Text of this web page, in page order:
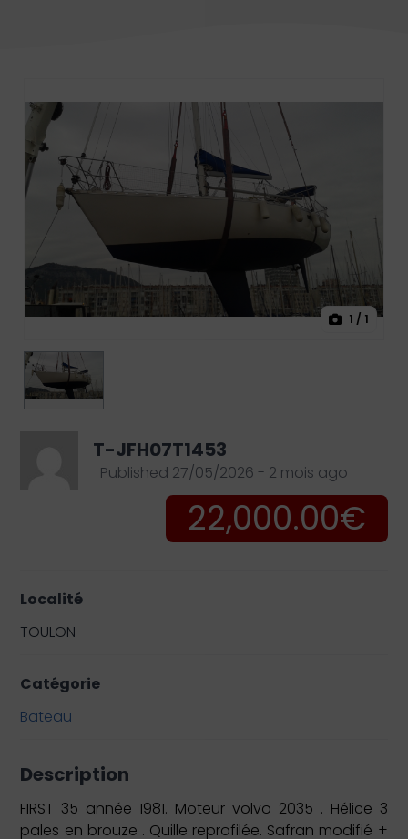
1 / 1
T-JFH07T1453
Published 27/05/2026 - 2 mois ago
22,000.00€
Localité
TOULON
Catégorie
Bateau
Description
FIRST 35 année 1981. Moteur volvo 2035 . Hélice 3
pales en brouze . Quille reprofilée. Safran modifié +